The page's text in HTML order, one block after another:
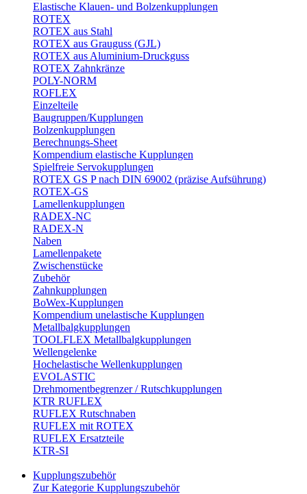
Elastische Klauen- und Bolzenkupplungen
ROTEX
ROTEX aus Stahl
ROTEX aus Grauguss (GJL)
ROTEX aus Aluminium-Druckguss
ROTEX Zahnkränze
POLY-NORM
ROFLEX
Einzelteile
Baugruppen/Kupplungen
Bolzenkupplungen
Berechnungs-Sheet
Kompendium elastische Kupplungen
Spielfreie Servokupplungen
ROTEX GS P nach DIN 69002 (präzise Aufsührung)
ROTEX-GS
Lamellenkupplungen
RADEX-NC
RADEX-N
Naben
Lamellenpakete
Zwischenstücke
Zubehör
Zahnkupplungen
BoWex-Kupplungen
Kompendium unelastische Kupplungen
Metallbalgkupplungen
TOOLFLEX Metallbalgkupplungen
Wellengelenke
Hochelastische Wellenkupplungen
EVOLASTIC
Drehmomentbegrenzer / Rutschkupplungen
KTR RUFLEX
RUFLEX Rutschnaben
RUFLEX mit ROTEX
RUFLEX Ersatzteile
KTR-SI
Kupplungszubehör
Zur Kategorie Kupplungszubehör